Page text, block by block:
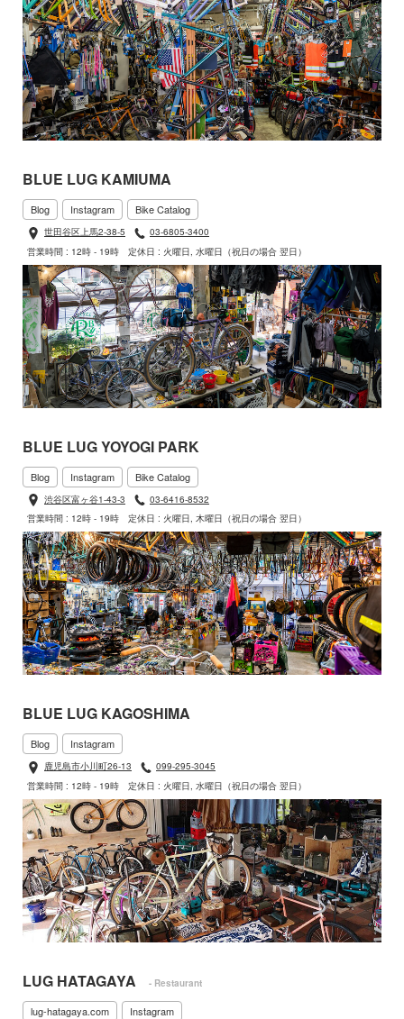
BLUE LUG KAMIUMA
Blog Instagram Bike Catalog
世田谷区上馬2-38-5
03-6805-3400
営業時間 : 12時 - 19時
定休日 : 火曜日, 水曜日（祝日の場合 翌日）
BLUE LUG YOYOGI PARK
Blog Instagram Bike Catalog
渋谷区富ヶ谷1-43-3
03-6416-8532
営業時間 : 12時 - 19時
定休日 : 火曜日, 木曜日（祝日の場合 翌日）
BLUE LUG KAGOSHIMA
Blog Instagram
鹿児島市小川町26-13
099-295-3045
営業時間 : 12時 - 19時
定休日 : 火曜日, 水曜日（祝日の場合 翌日）
LUG HATAGAYA - Restaurant
lug-hatagaya.com Instagram